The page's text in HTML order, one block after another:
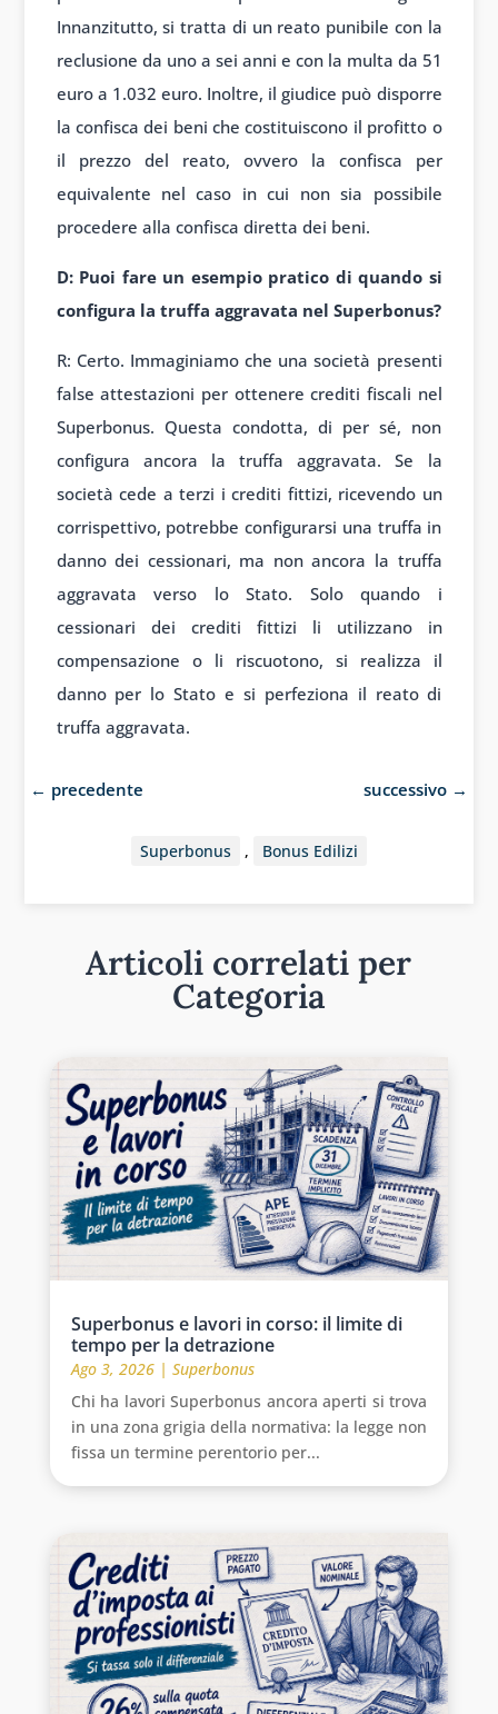
Innanzitutto, si tratta di un reato punibile con la
reclusione da uno a sei anni e con la multa da 51
euro a 1.032 euro. Inoltre, il giudice può disporre
la confisca dei beni che costituiscono il profitto o
il prezzo del reato, ovvero la confisca per
equivalente nel caso in cui non sia possibile
procedere alla confisca diretta dei beni.
D: Puoi fare un esempio pratico di quando si
configura la truffa aggravata nel Superbonus?
R: Certo. Immaginiamo che una società presenti
false attestazioni per ottenere crediti fiscali nel
Superbonus. Questa condotta, di per sé, non
configura ancora la truffa aggravata. Se la
società cede a terzi i crediti fittizi, ricevendo un
corrispettivo, potrebbe configurarsi una truffa in
danno dei cessionari, ma non ancora la truffa
aggravata verso lo Stato. Solo quando i
cessionari dei crediti fittizi li utilizzano in
compensazione o li riscuotono, si realizza il
danno per lo Stato e si perfeziona il reato di
truffa aggravata.
← precedente successivo →
Superbonus , Bonus Edilizi
Articoli correlati per
Categoria
Superbonus e lavori in corso: il limite di
tempo per la detrazione
Ago 3, 2026| Superbonus
Chi ha lavori Superbonus ancora aperti si trova
in una zona grigia della normativa: la legge non
fissa un termine perentorio per...